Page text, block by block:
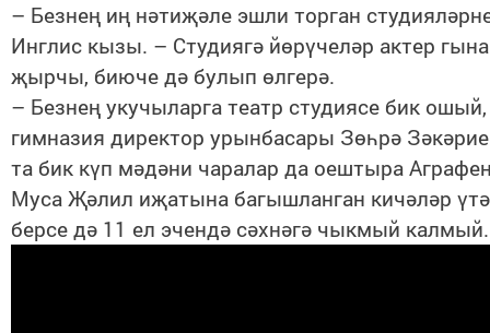
– Безнең иң нәтиҗәле эшли торган
Инглис кызы. – Студиягә йөрүчеләр актер
җырчы, биюче дә булып өлгерә.
– Безнең укучыларга театр студиясе бик
гимназия директор урынбасары Зөһрә
та бик күп мәдәни чаралар да оештыра
Муса Җәлил иҗатына багышланган кичәләр
берсе дә 11 ел эчендә сәхнәгә чыкмый